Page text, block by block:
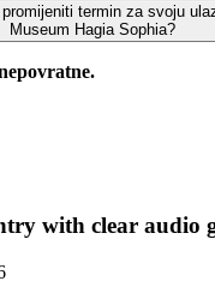
termin za svoju
Museum Hagia Sophia?
with clear audio